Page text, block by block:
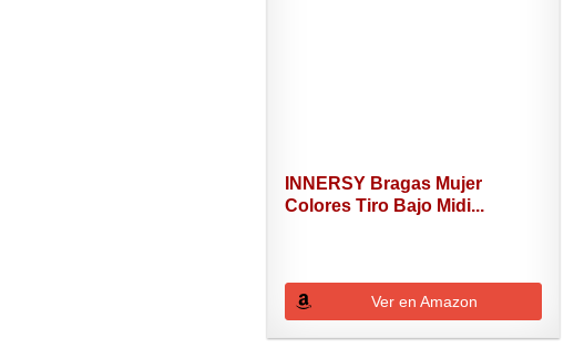
INNERSY Bragas Mujer
Colores Tiro Bajo Midi...
Ver en Amazon